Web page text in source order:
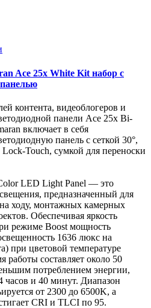
Ace 25x White Kit набор с
контента, видеоблогеров и
панели Ace 25x Bi-
включает в себя
панель с сеткой 30°,
Touch, сумкой для переноски
LED Light Panel — это
предназначенный для
ходу, монтажных камерных
Обеспечивая яркость
режиме Boost мощность
1636 люкс на
при цветовой температуре
составляет около 50
потреблением энергии,
часов и 40 минут. Диапазон
от 2300 до 6500K, а
CRI и TLCI по 95.